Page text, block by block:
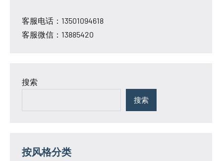
客服电话：13501094618
客服微信：13885420
搜索
搜索
按风格分类